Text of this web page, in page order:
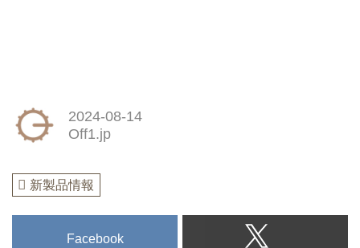
2024-08-14
Off1.jp
新製品情報
Facebook